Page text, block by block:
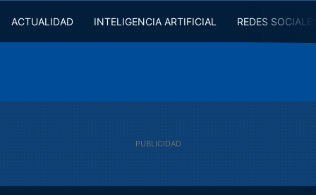
ACTUALIDAD INTELIGENCIA ARTIFICIAL REDES